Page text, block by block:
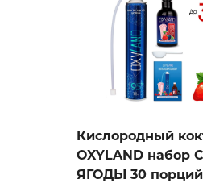
Кислородный
OXYLAND
ЯГОДЫ 30 порций